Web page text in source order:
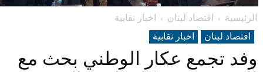
الرئيسية اقتصاد لبنان
اخبار نقابية
اقتصاد لبنان
اخبار نقابية
وفد تجمع عكار الوطني بحث مع